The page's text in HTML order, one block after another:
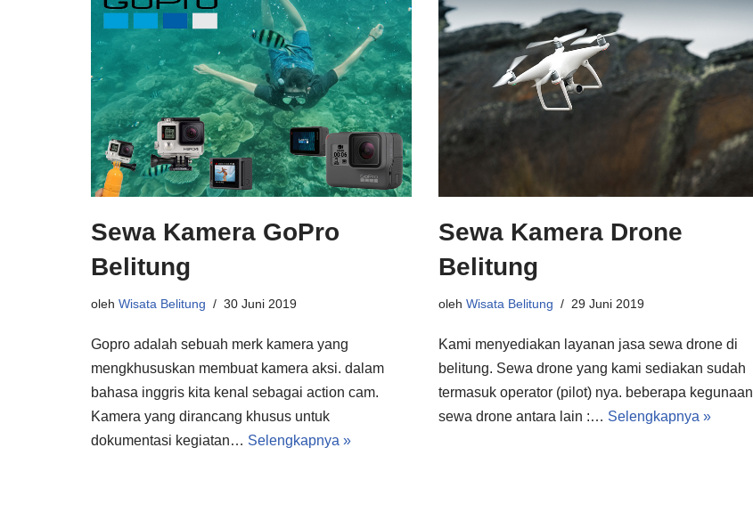
Sewa Kamera GoPro
Belitung
oleh Wisata Belitung 30 Juni 2019
Gopro adalah sebuah merk kamera yang
mengkhususkan membuat kamera aksi. dalam
bahasa inggris kita kenal sebagai action cam.
Kamera yang dirancang khusus untuk
dokumentasi kegiatan… Selengkapnya »
Sewa Kamera Drone
Belitung
oleh Wisata Belitung 29 Juni 2019
Kami menyediakan layanan jasa sewa drone di
belitung. Sewa drone yang kami sediakan sudah
termasuk operator (pilot) nya. beberapa kegunaan
sewa drone antara lain :… Selengkapnya »